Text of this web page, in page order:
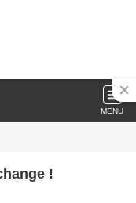
MENU
!